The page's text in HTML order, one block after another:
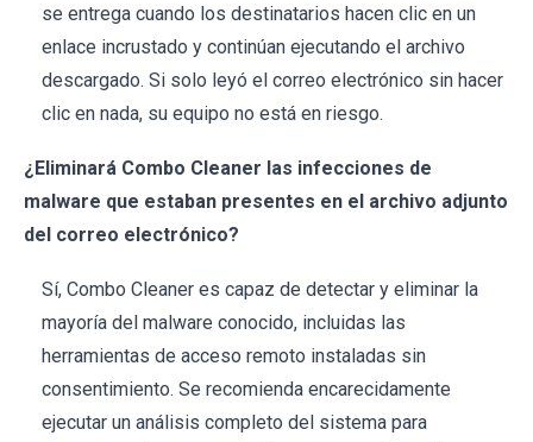
se entrega cuando los destinatarios hacen clic en un
enlace incrustado y continúan ejecutando el archivo
descargado. Si solo leyó el correo electrónico sin hacer
clic en nada, su equipo no está en riesgo.
¿Eliminará Combo Cleaner las infecciones de
malware que estaban presentes en el archivo adjunto
del correo electrónico?
Sí, Combo Cleaner es capaz de detectar y eliminar la
mayoría del malware conocido, incluidas las
herramientas de acceso remoto instaladas sin
consentimiento. Se recomienda encarecidamente
ejecutar un análisis completo del sistema para